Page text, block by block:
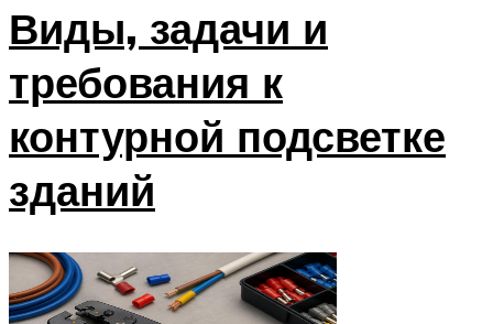
Виды, задачи и
требования к
контурной подсветке
зданий